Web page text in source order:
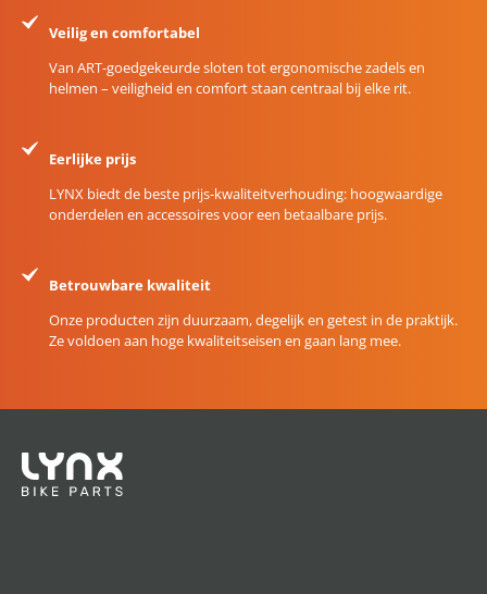
Veilig en comfortabel
Van ART-goedgekeurde sloten tot ergonomische zadels en
helmen – veiligheid en comfort staan centraal bij elke rit.
Eerlijke prijs
LYNX biedt de beste prijs-kwaliteitverhouding: hoogwaardige
onderdelen en accessoires voor een betaalbare prijs.
Betrouwbare kwaliteit
Onze producten zijn duurzaam, degelijk en getest in de praktijk.
Ze voldoen aan hoge kwaliteitseisen en gaan lang mee.